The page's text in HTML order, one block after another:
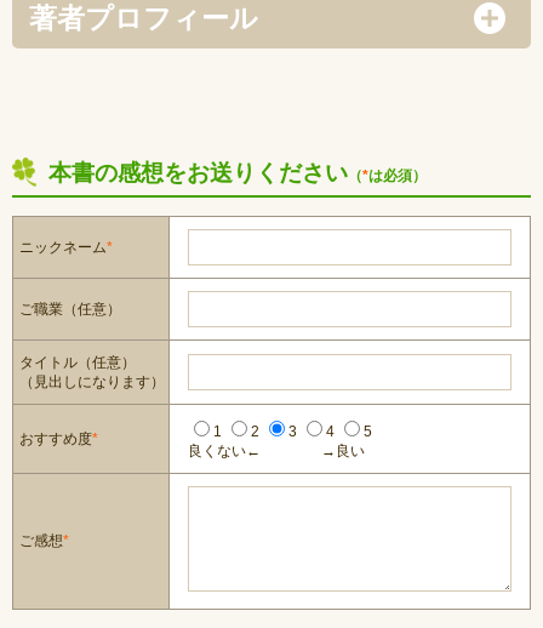
著者プロフィール
本書の感想をお送りください （*は必須）
ニックネーム*
ご職業（任意）
タイトル（任意）
（見出しになります）
おすすめ度* 1 2 3 4
5
良くない←
→良い
ご感想*